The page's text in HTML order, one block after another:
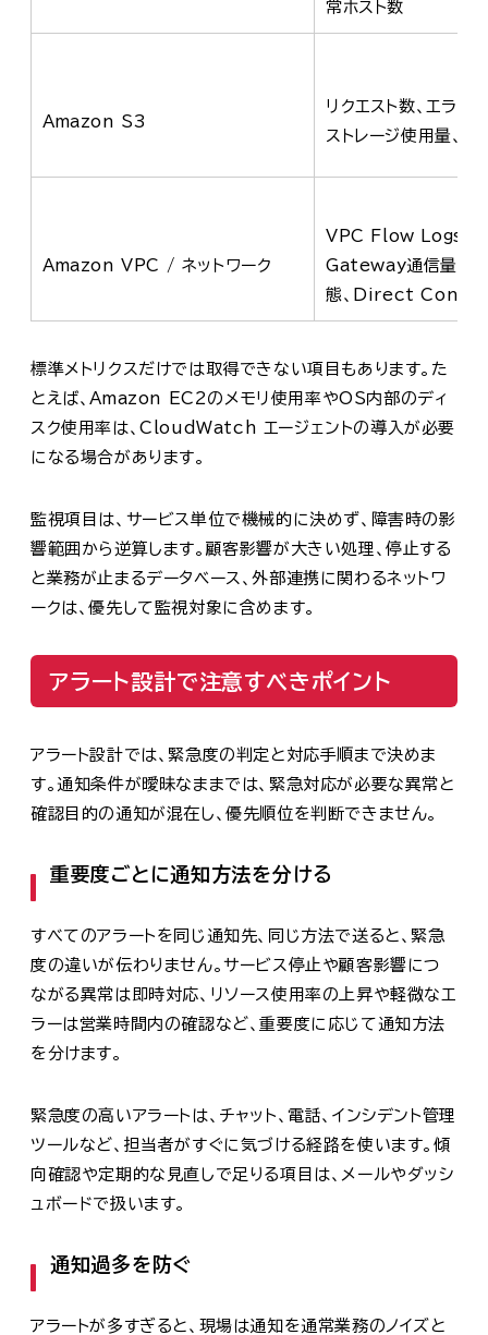
常ホスト数
Amazon S3
リクエスト数、エラー
ストレージ使用量、ア
Amazon VPC / ネットワーク
VPC Flow Logs、
Gateway通信量、
態、Direct
標準メトリクスだけでは取得できない項目もあります。た
とえば、Amazon EC2のメモリ使用率やOS内部のディ
スク使用率は、CloudWatch エージェントの導入が必要
になる場合があります。
監視項目は、サービス単位で機械的に決めず、障害時の影
響範囲から逆算します。顧客影響が大きい処理、停止する
と業務が止まるデータベース、外部連携に関わるネットワ
ークは、優先して監視対象に含めます。
アラート設計で注意すべきポイント
アラート設計では、緊急度の判定と対応手順まで決めま
す。通知条件が曖昧なままでは、緊急対応が必要な異常と
確認目的の通知が混在し、優先順位を判断できません。
重要度ごとに通知方法を分ける
すべてのアラートを同じ通知先、同じ方法で送ると、緊急
度の違いが伝わりません。サービス停止や顧客影響につ
ながる異常は即時対応、リソース使用率の上昇や軽微なエ
ラーは営業時間内の確認など、重要度に応じて通知方法
を分けます。
緊急度の高いアラートは、チャット、電話、インシデント管理
ツールなど、担当者がすぐに気づける経路を使います。傾
向確認や定期的な見直しで足りる項目は、メールやダッシ
ュボードで扱います。
通知過多を防ぐ
アラートが多すぎると、現場は通知を通常業務のノイズと